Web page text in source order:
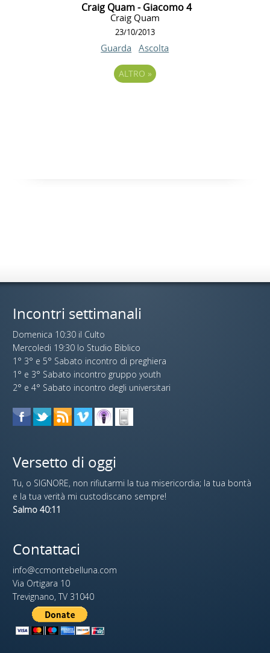
Craig Quam - Giacomo 4
Craig Quam
23/10/2013
Guarda Ascolta
ALTRO »
Incontri settimanali
Domenica 10:30 il Culto
Mercoledi 19:30 lo Studio Biblico
1° 3° e 5° Sabato incontro di preghiera
1° e 3° Sabato incontro gruppo youth
2° e 4° Sabato incontro degli universitari
Versetto di oggi
Tu, o SIGNORE, non rifiutarmi la tua misericordia; la tua bontà
e la tua verità mi custodiscano sempre!
Salmo 40:11
Contattaci
info@ccmontebelluna.com
Via Ortigara 10
Trevignano, TV 31040